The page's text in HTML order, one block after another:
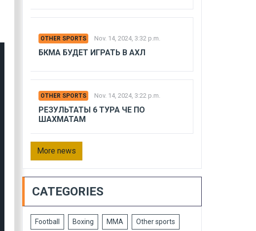
OTHER SPORTS Nov. 14, 2024, 3:32 p.m.
БКМА БУДЕТ ИГРАТЬ В АХЛ
OTHER SPORTS Nov. 14, 2024, 3:22 p.m.
РЕЗУЛЬТАТЫ 6 ТУРА ЧЕ ПО
ШАХМАТАМ
More news
CATEGORIES
Football Boxing MMA Other sports